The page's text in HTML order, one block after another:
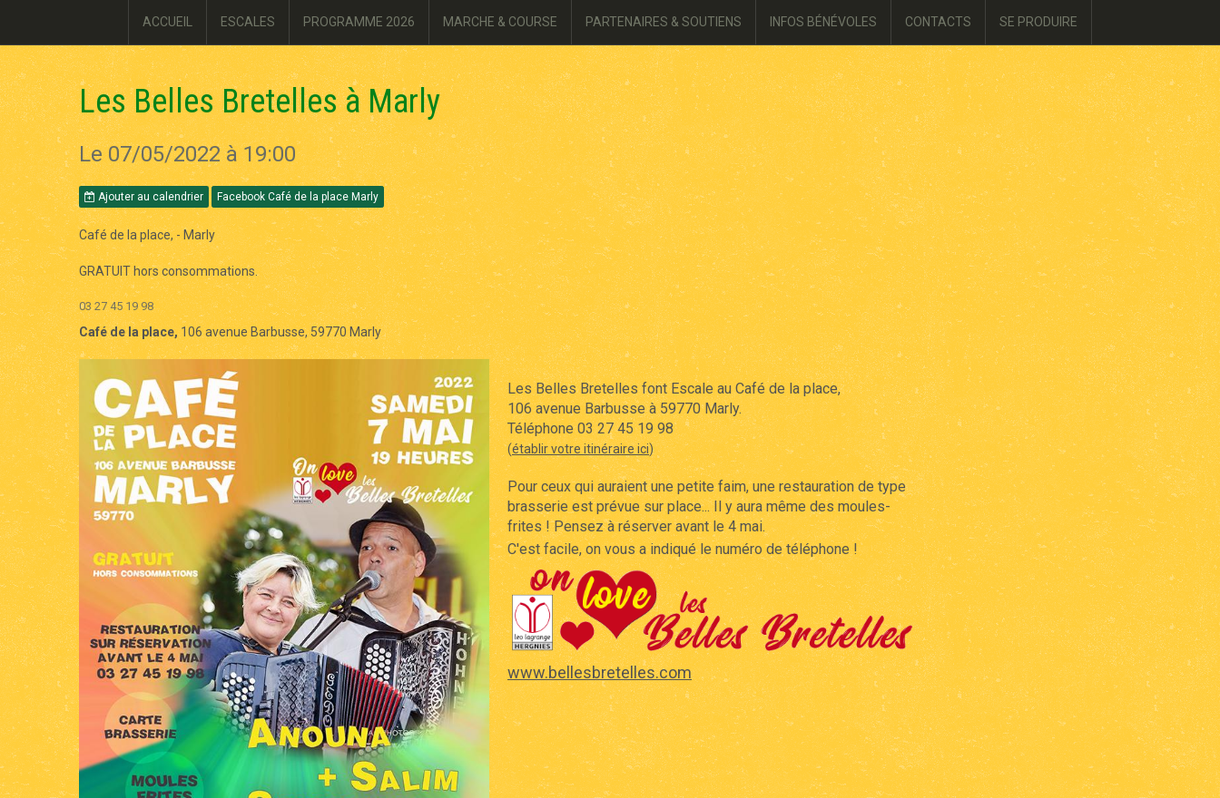
ACCUEIL ESCALES PROGRAMME 2026 MARCHE & COURSE PARTENAIRES & SOUTIENS INFOS BÉNÉVOLES CONTACTS SE PRODUIRE
Les Belles Bretelles à Marly
Le 07/05/2022 à 19:00
Ajouter au calendrier Facebook Café de la place Marly
Café de la place, - Marly
GRATUIT hors consommations.
03 27 45 19 98
Café de la place,106 avenue Barbusse, 59770 Marly
Les Belles Bretelles font Escale au Café de la place,
106 avenue Barbusse à 59770 Marly.
Téléphone 03 27 45 19 98
(établir votre itinéraire ici)
Pour ceux qui auraient une petite faim, une restauration de type
brasserie est prévue sur place... Il y aura même des moules-
frites ! Pensez à réserver avant le 4 mai.
C'est facile, on vous a indiqué le numéro de téléphone !
www.bellesbretelles.com